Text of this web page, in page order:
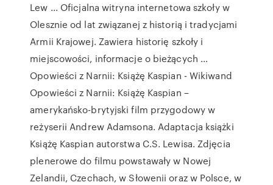
Lew ... Oficjalna witryna internetowa szkoły w
Olesznie od lat związanej z historią i tradycjami
Armii Krajowej. Zawiera historię szkoły i
miejscowości, informacje o bieżących …
Opowieści z Narnii: Książę Kaspian - Wikiwand
Opowieści z Narnii: Książę Kaspian –
amerykańsko-brytyjski film przygodowy w
reżyserii Andrew Adamsona. Adaptacja książki
Książę Kaspian autorstwa C.S. Lewisa. Zdjęcia
plenerowe do filmu powstawały w Nowej
Zelandii, Czechach, w Słowenii oraz w Polsce, w